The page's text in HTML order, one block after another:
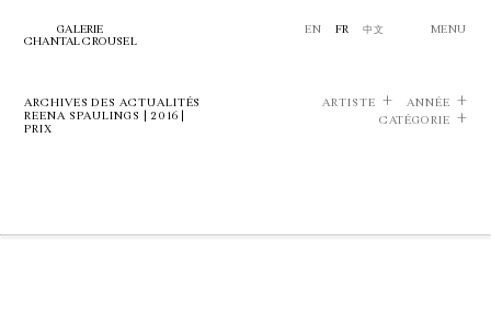
GALERIE
CHANTAL CROUSEL
EN FR 中文 MENU
ARCHIVES DES ACTUALITÉS
REENA SPAULINGS | 2016 |
PRIX
ARTISTE
ANNÉE
CATÉGORIE